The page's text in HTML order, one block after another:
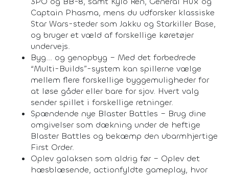
Captain Phasma, mens du udforsker klassiske
Star Wars-steder som Jakku og Starkiller Base,
og bruger et væld af forskellige køretøjer
undervejs.
Byg... og genopbyg – Med det forbedrede
“Multi-Builds”-system kan spillerne vælge
mellem flere forskellige byggemuligheder for
at løse gåder eller bare for sjov. Hvert valg
sender spillet i forskellige retninger.
Spændende nye Blaster Battles – Brug dine
omgivelser som dækning under de heftige
Blaster Battles og bekæmp den ubarmhjertige
First Order.
Oplev galaksen som aldrig før – Oplev det
hæsblæsende, actionfyldte gameplay, hvor